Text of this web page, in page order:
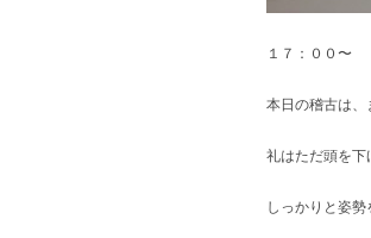
１７：００〜
本日の稽古は、
礼はただ頭を下
しっかりと姿